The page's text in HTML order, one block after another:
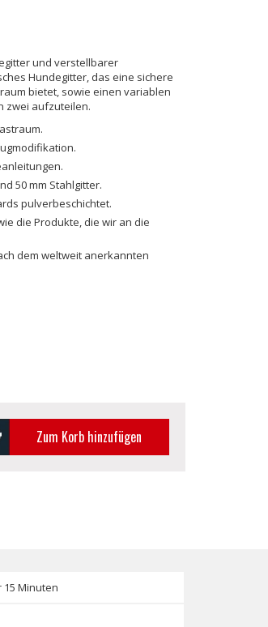
und verstellbarer
Hundegitter, das eine sichere
bietet, sowie einen variablen
zwei aufzuteilen.
50 mm Stahlgitter.
pulverbeschichtet.
die Produkte, die wir an die
dem weltweit anerkannten
Zum Korb hinzufügen
15 Minuten